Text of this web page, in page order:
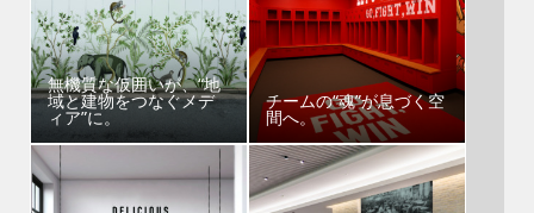
無機質な仮囲いが、“地
域と建物をつなぐメデ
ィア”に。
チームの“魂”が息づく空
間へ。